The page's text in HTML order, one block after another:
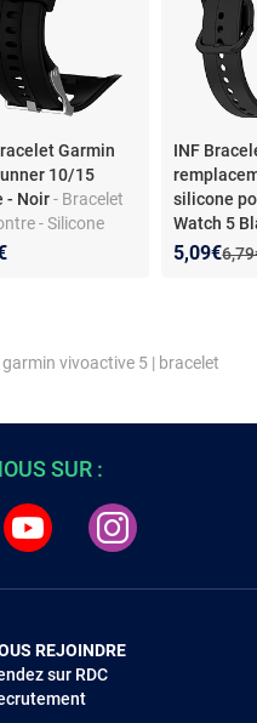
Garmin
10/15
- Noir- Bracelet
- Silicone
- Ajustement
INF
silicone
Watch 5
Nouveau
5,09€
garmin vivoactive 5 | bracelet
SUR :
REJOINDRE
sur RDC